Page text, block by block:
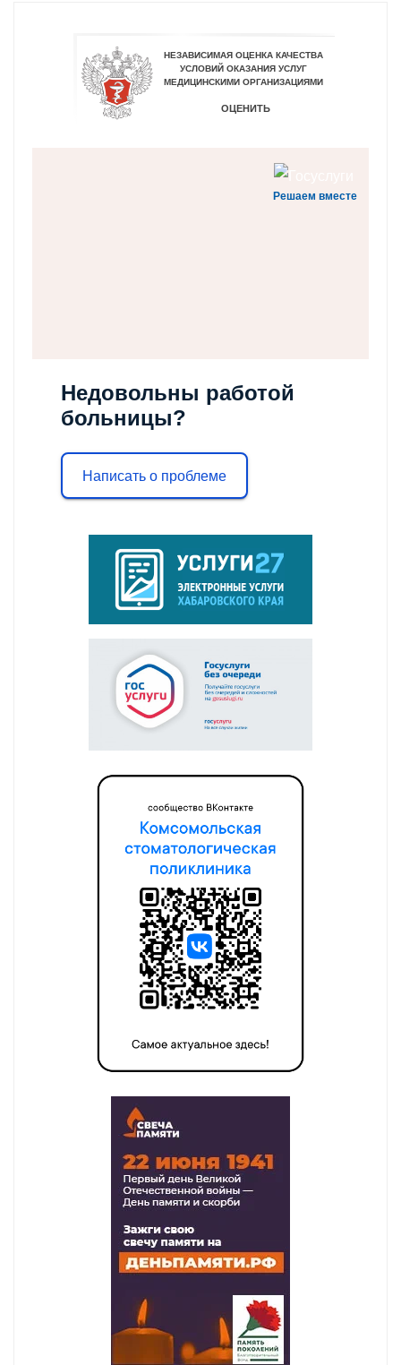
Решаем вместе
Недовольны работой
больницы?
Написать о проблеме